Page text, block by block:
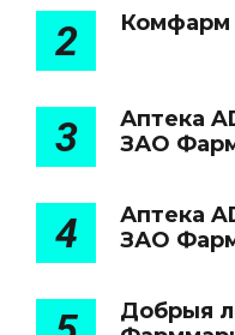
2 Комфарм
3
Аптека
ЗАО
4
Аптека
ЗАО
Добрыя